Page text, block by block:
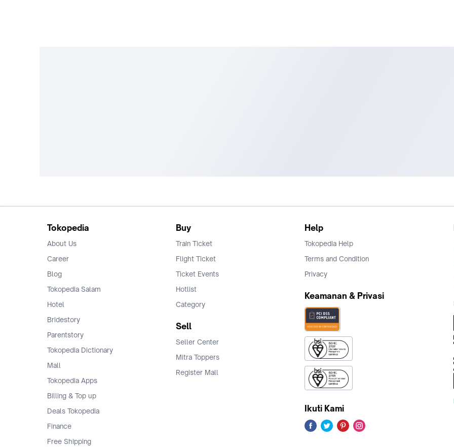
Tokopedia
About Us
Career
Blog
Tokopedia Salam
Hotel
Bridestory
Parentstory
Tokopedia Dictionary
Mall
Tokopedia Apps
Billing & Top up
Deals Tokopedia
Finance
Free Shipping
Buy
Train Ticket
Flight Ticket
Ticket Events
Hotlist
Category
Sell
Seller Center
Mitra Toppers
Register Mall
Help
Tokopedia Help
Terms and Condition
Privacy
Keamanan & Privasi
Ikuti Kami